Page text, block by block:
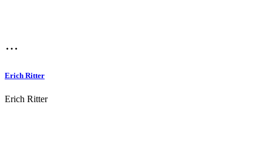
Erich Ritter
Erich Ritter